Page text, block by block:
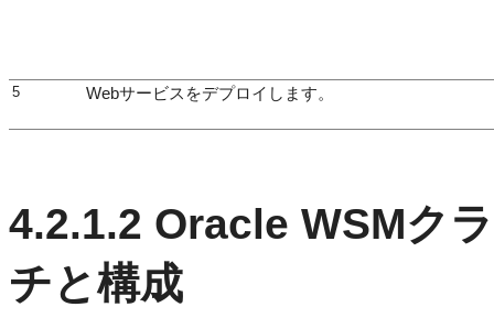
5 Webサービスをデプロイします。
4.2.1.2 Oracle WSMク
チと構成